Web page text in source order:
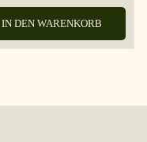
IN DEN WARENKORB